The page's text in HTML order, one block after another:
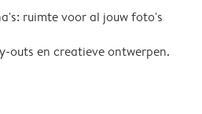
ruimte voor al jouw foto's
outs en creatieve ontwerpen.